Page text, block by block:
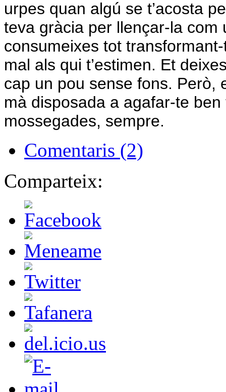
urpes quan algú se t’acosta
teva gràcia per llençar-la
consumeixes tot
mal als qui t’estimen. Et
cap un pou sense fons. Però,
mà disposada a agafar-te
mossegades, sempre.
Comentaris (2)
Comparteix: